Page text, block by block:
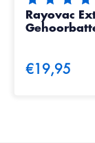
De
Rayovac
€19,95